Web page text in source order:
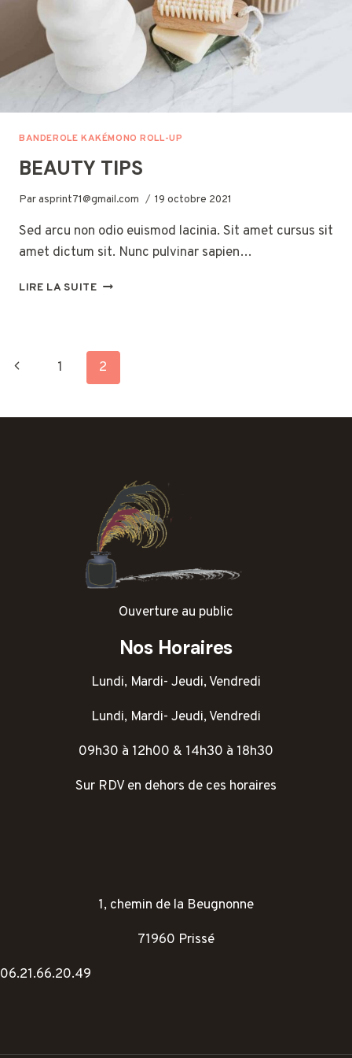
BANDEROLE KAKÉMONO ROLL-UP
BEAUTY TIPS
Parasprint71@gmail.com 19 octobre 2021
Sed arcu non odio euismod lacinia. Sit amet cursus sit
amet dictum sit. Nunc pulvinar sapien…
LIRE LA SUITEBEAUTY
NAVIGATION
PAGE
Page
1 2
Ouverture au public
Nos Horaires
Lundi, Mardi- Jeudi, Vendredi
Lundi, Mardi- Jeudi, Vendredi
09h30 à 12h00 & 14h30 à 18h30
Sur RDV en dehors de ces horaires
1, chemin de la Beugnonne
71960 Prissé
06.21.66.20.49